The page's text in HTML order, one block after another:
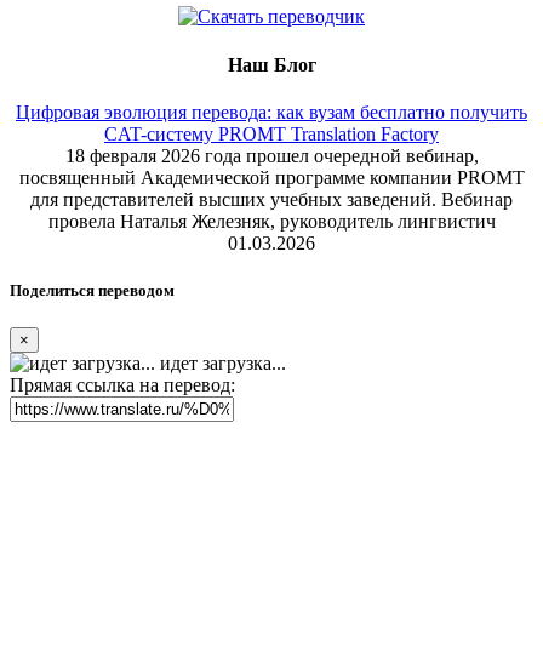
Наш Блог
Цифровая эволюция перевода: как вузам бесплатно получить
CAT-систему PROMT Translation Factory
18 февраля 2026 года прошел очередной вебинар,
посвященный Академической программе компании PROMT
для представителей высших учебных заведений. Вебинар
провела Наталья Железняк, руководитель лингвистич
01.03.2026
Поделиться переводом
×
идет загрузка...
Прямая ссылка на перевод: